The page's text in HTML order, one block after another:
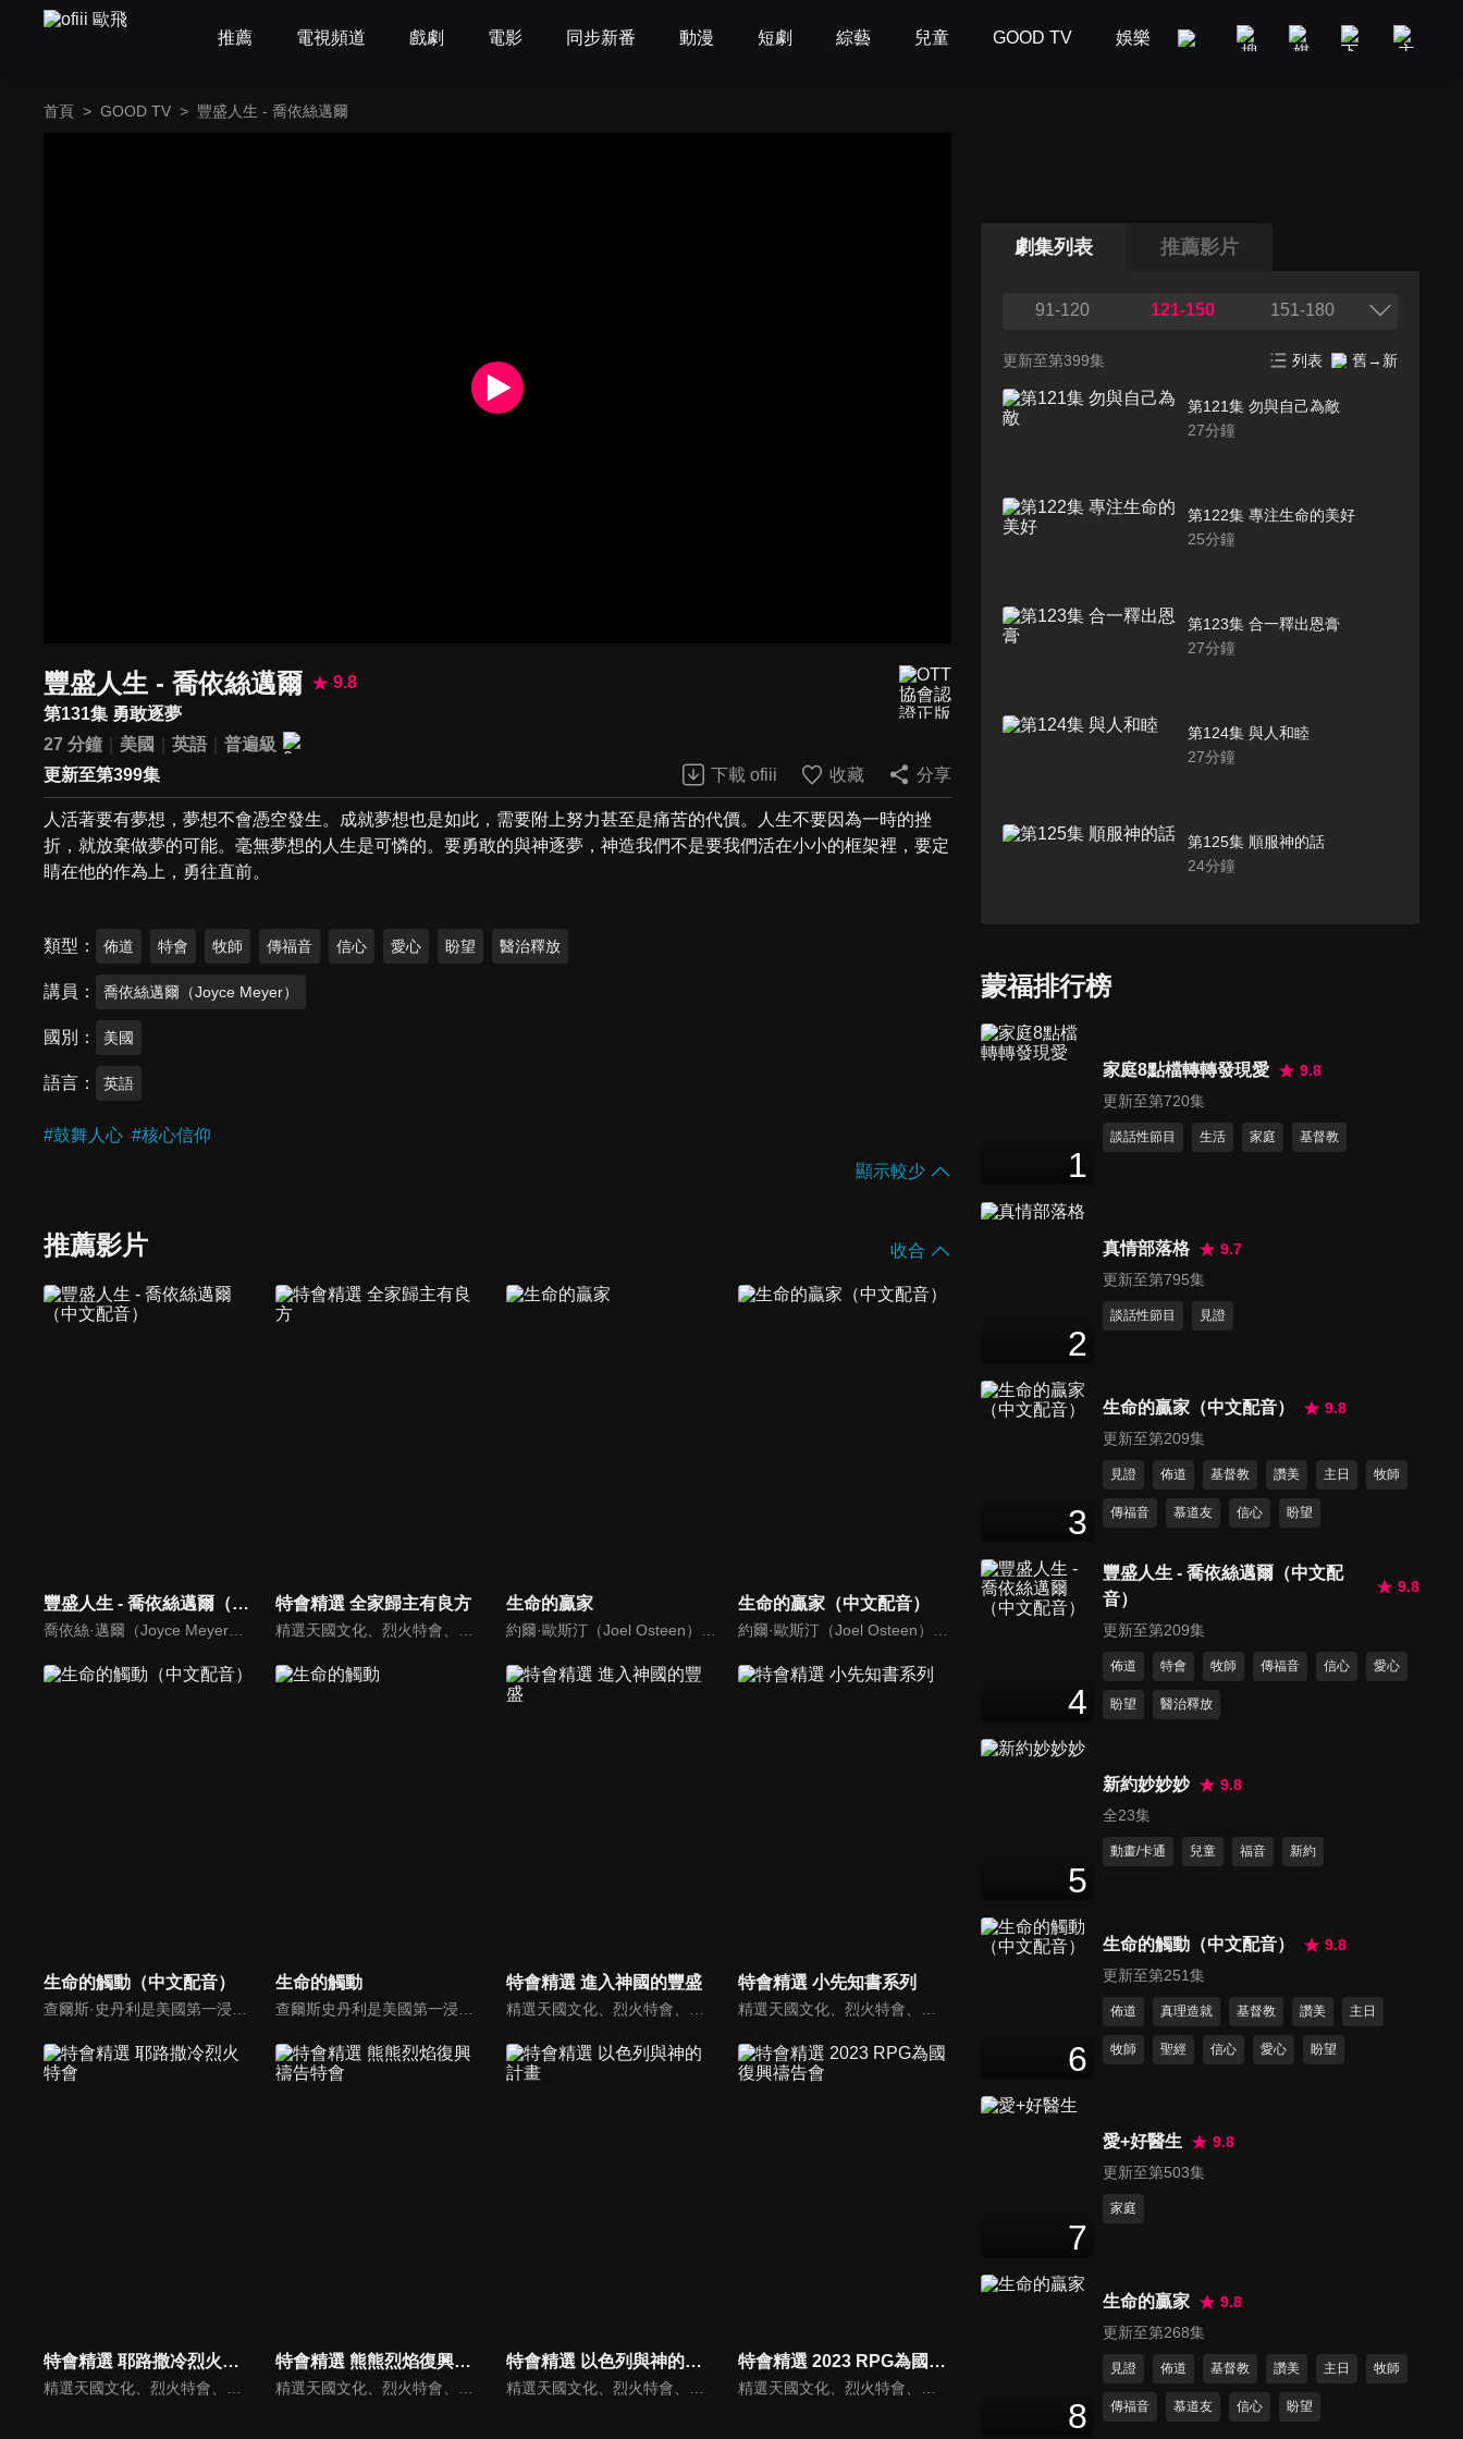
推薦 電視頻道 戲劇 電影 同步新番 動漫 短劇 綜藝 兒童 GOOD TV 娛樂 美食旅遊 新聞政論
首頁 > GOOD TV > 豐盛人生 - 喬依絲邁爾
豐盛人生 - 喬依絲邁爾
9.8
第131集 勇敢逐夢
27 分鐘
美國 英語
普遍級
更新至第399集
下載 ofiii 收藏 分享
人活著要有夢想，夢想不會憑空發生。成就夢想也是如此，需要附上努力甚至是痛苦的代價。人生不要因為一時的挫
折，就放棄做夢的可能。毫無夢想的人生是可憐的。要勇敢的與神逐夢，神造我們不是要我們活在小小的框架裡，要定
睛在他的作為上，勇往直前。
類型 佈道 特會 牧師 傳福音 信心 愛心 盼望 醫治釋放
講員 喬依絲邁爾（Joyce Meyer）
國別 美國
語言 英語
#鼓舞人心 #核心信仰
顯示較少
推薦影片 收合
豐盛人生 - 喬依絲邁爾（中文配音） 特會精選 全家歸主有良方 生命的贏家 生命的贏家（中文配音）
生命的觸動（中文配音） 生命的觸動
查爾斯史丹利是美國第一浸信會的榮譽牧師，也是In Touch Ministries（生命的觸動）的創始人，更是紐約時報暢銷書作家。
特會精選 進入神國的豐盛 特會精選 小先知書系列
特會精選 耶路撒冷烈火特會
精選天國文化、烈火特會、超自然大能與使徒性教會等特會，幫助我們更加明白神的心意，好讓我們的生命能走在神的道路上進入命定。
特會精選 熊熊烈焰復興禱告特會
精選天國文化、烈火特會、超自然大能與使徒性教會等特會，幫助我們更加明白神的心意，好讓我們的生命能走在神的道路上進入命定。
特會精選 以色列與神的計畫
精選天國文化、烈火特會、超自然大能與使徒性教會等特會，幫助我們更加明白神的心意，好讓我們的生命能走在神的道路上進入命定。
特會精選 2023 RPG為國復興禱告會
精選天國文化、烈火特會、超自然大能與使徒性教會等特會，幫助我們更加明白神的心意，好讓我們的生命能走在神的道路上進入命定。
劇集列表 推薦影片
91-120 121-150 151-180
更新至第399集 列表 舊→新
第121集 勿與自己為敵
27分鐘
第122集 專注生命的美好
25分鐘
第123集 合一釋出恩膏
27分鐘
第124集 與人和睦
27分鐘
第125集 順服神的話
24分鐘
第127集 全然跟隨神
25 分鐘
第129集 我們是神的家
26分鐘
27分鐘
27
第133集 有力的思想
25分鐘
26分鐘
第136集 什麼是真愛
第137集 活出愛
27
第139集 行善助人
蒙福排行榜
1
家庭8點檔轉轉發現愛
9.8
更新至第720集
談話性節目 生活 家庭 基督教
2
真情部落格
9.7
更新至第795集
談話性節目 見證
3
生命的贏家（中文配音）
9.8
更新至第209集
見證 佈道 基督教 讚美 主日 牧師
傳福音 慕道友 信心 盼望
4
豐盛人生 - 喬依絲邁爾（中文配
音）
9.8
更新至第209集
佈道 特會 牧師 傳福音 信心 愛心
盼望 醫治釋放
5
新約妙妙妙
9.8
全23集
動畫/卡通 兒童 福音 新約
6
生命的觸動（中文配音）
9.8
更新至第251集
佈道 真理造就 基督教 讚美 主日
牧師 聖經 信心 愛心 盼望
7
愛+好醫生
9.8
更新至第503集
家庭
8
生命的贏家
9.8
更新至第268集
見證 佈道 基督教 讚美 主日 牧師
傳福音 慕道友 信心 盼望